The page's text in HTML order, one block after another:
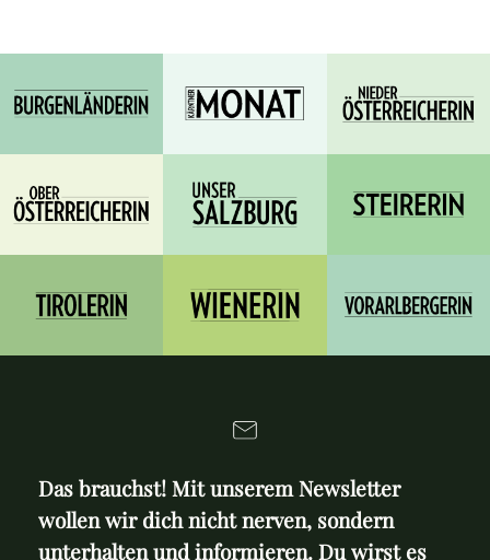
Das brauchst! Mit unserem Newsletter
wollen wir dich nicht nerven, sondern
unterhalten und informieren. Du wirst es